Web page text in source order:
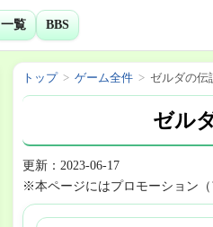
一覧 BBS
トップ ゲーム全件 ゼルダの伝
ゼル
更新：2023-06-17
※本ページにはプロモーション（